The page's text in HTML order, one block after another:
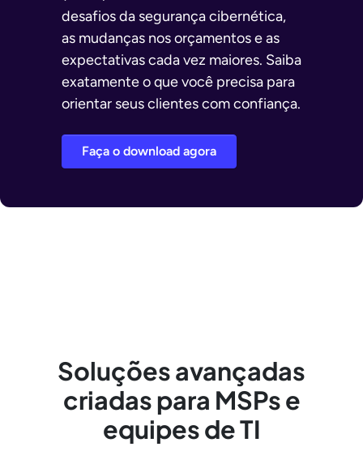
desafios da segurança cibernética,
as mudanças nos orçamentos e as
expectativas cada vez maiores. Saiba
exatamente o que você precisa para
orientar seus clientes com confiança.
Faça o download agora
Soluções avançadas
criadas para MSPs e
equipes de TI